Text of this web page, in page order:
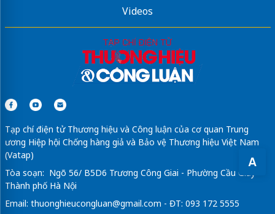
A
Videos
Tạp chí điện tử Thương hiệu và Công luận của cơ quan Trung
ương Hiệp hội Chống hàng giả và Bảo vệ Thương hiệu Việt Nam
(Vatap)
Tòa soạn: Ngõ 56/ B5D6 Trương Công Giai - Phường Cầu Giấy -
Thành phố Hà Nội
Email: thuonghieucongluan@gmail.com - ĐT: 093 172 5555